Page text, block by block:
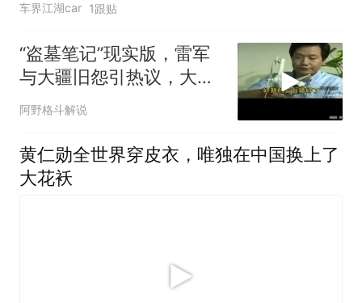
车界江湖car 1跟贴
“盗墓笔记”现实版，雷军
与大疆旧怨引热议，大哥
怼的一针见血
阿野格斗解说
黄仁勋全世界穿皮衣，唯独在中国换上了
大花袄